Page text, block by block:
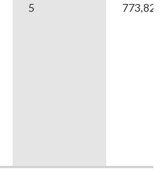
5 773,82 lb